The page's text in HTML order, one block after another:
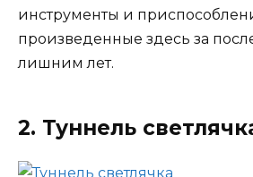
инструменты и
произведенные здесь за
лишним лет.
2. Туннель